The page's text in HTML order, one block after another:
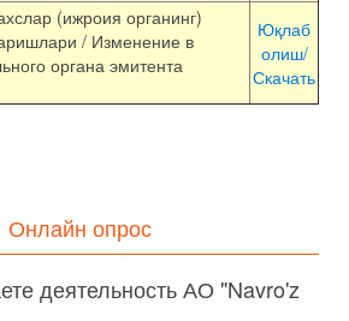
(ижроия органинг)
/ Изменение в
органа эмитента
Юқлаб
олиш/
Скачать
Онлайн опрос
деятельность АО "Navro'z